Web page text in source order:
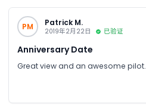
PM Patrick M.
2019年2月22日 已验证
Anniversary Date
Great view and an awesome pilot.